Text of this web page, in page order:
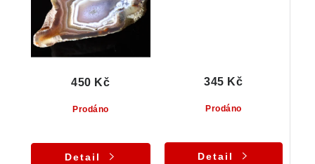
Prodáno
450 Kč
Detail
Prodáno
345 Kč
Detail